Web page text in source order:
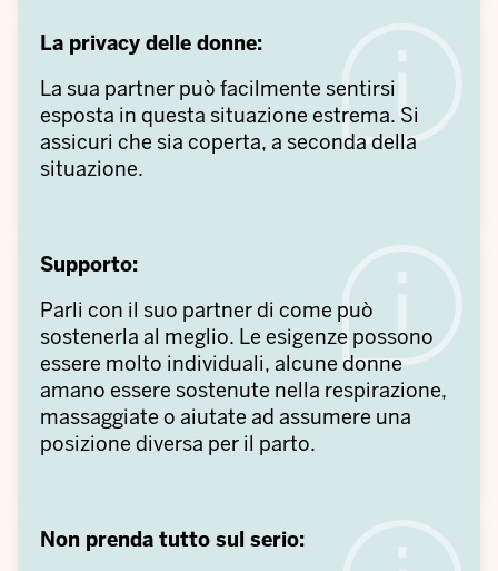
La privacy delle donne:
La sua partner può facilmente sentirsi
esposta in questa situazione estrema. Si
assicuri che sia coperta, a seconda della
situazione.
Supporto:
Parli con il suo partner di come può
sostenerla al meglio. Le esigenze possono
essere molto individuali, alcune donne
amano essere sostenute nella respirazione,
massaggiate o aiutate ad assumere una
posizione diversa per il parto.
Non prenda tutto sul serio: